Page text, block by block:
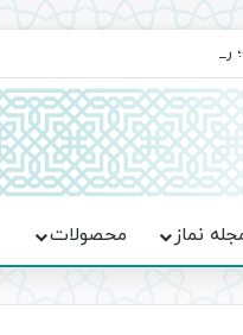
روایت حماسه، استقامت و
نماز محصولات